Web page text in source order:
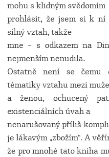
mohu s klidným svědomím
prohlásit, že jsem si k ní
silný vztah, takže
mne – s odkazem na
nejmenším nenudila.
Ostatně není se čemu
tématiky vztahu mezi
a ženou, ochucený
existenciálních úvah a
nenarušovaný příliš
je lákavým „zbožím“. A
že pro mnohé tato kniha